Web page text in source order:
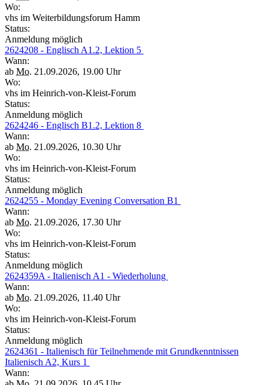
Wo:
vhs im Weiterbildungsforum Hamm
Status:
Anmeldung möglich
2624208 - Englisch A1.2, Lektion 5
Wann:
ab Mo. 21.09.2026, 19.00 Uhr
Wo:
vhs im Heinrich-von-Kleist-Forum
Status:
Anmeldung möglich
2624246 - Englisch B1.2, Lektion 8
Wann:
ab Mo. 21.09.2026, 10.30 Uhr
Wo:
vhs im Heinrich-von-Kleist-Forum
Status:
Anmeldung möglich
2624255 - Monday Evening Conversation B1
Wann:
ab Mo. 21.09.2026, 17.30 Uhr
Wo:
vhs im Heinrich-von-Kleist-Forum
Status:
Anmeldung möglich
2624359A - Italienisch A1 - Wiederholung
Wann:
ab Mo. 21.09.2026, 11.40 Uhr
Wo:
vhs im Heinrich-von-Kleist-Forum
Status:
Anmeldung möglich
2624361 - Italienisch für Teilnehmende mit Grundkenntnissen
Italienisch A2, Kurs 1
Wann: